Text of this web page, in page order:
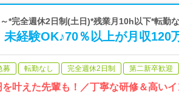
*完全週休2日制(土日)*残業月10h以下*転勤
経験OK♪70％以上が月収120
募 転勤なし 完全週休2日制 第二新卒歓迎
を叶えた先輩も！／丁寧な研修＆高い